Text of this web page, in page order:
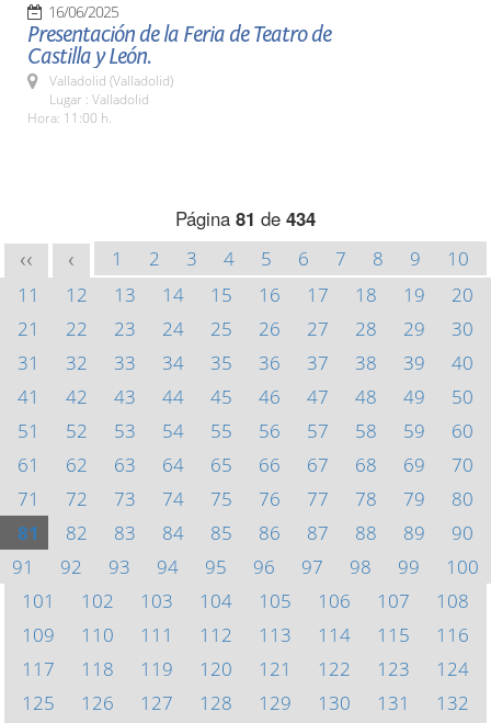
16/06/2025
Presentación de la Feria de Teatro de
Castilla y León.
Valladolid (Valladolid)
Lugar : Valladolid
Hora: 11:00 h.
Página 81 de 434
<< < 1 2 3 4 5 6 7 8 9
10
11
12 13 14 15 16 17 18 19
20
21
22 23 24 25 26 27 28 29
30
31
32 33 34 35 36 37 38 39
40
41
42 43 44 45 46 47 48 49
50
51
52 53 54 55 56 57 58 59
60
61
62 63 64 65 66 67 68 69
70
71
72 73 74 75 76 77 78 79
80
81
82 83 84 85 86 87 88 89
90
91
92 93 94 95 96 97 98 99
100
101
102 103 104 105 106 107
108
109
110 111 112 113 114 115
116
117
118 119 120 121 122 123
124
125
126 127 128 129 130 131
132